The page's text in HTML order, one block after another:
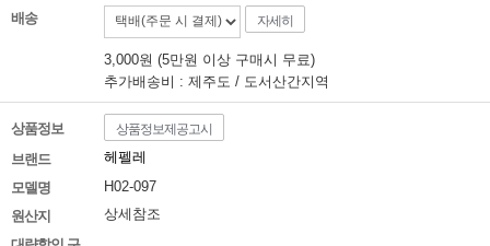
배송 자세히
3,000원 (5만원 이상 구매시 무료)
추가배송비 : 제주도 / 도서산간지역
상품정보 상품정보제공고시
브랜드
헤펠레
모델명
H02-097
원산지
상세참조